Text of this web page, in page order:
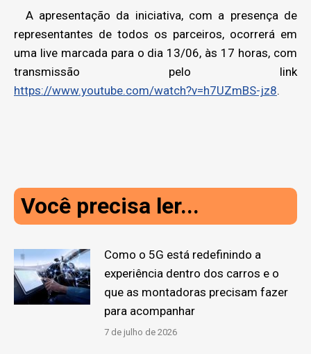
A apresentação da iniciativa, com a presença de
representantes de todos os parceiros, ocorrerá em
uma live marcada para o dia 13/06, às 17 horas, com
transmissão pelo link
https://www.youtube.com/watch?v=h7UZmBS-jz8.
Você precisa ler...
Como o 5G está redefinindo a
experiência dentro dos carros e o
que as montadoras precisam fazer
para acompanhar
7 de julho de 2026